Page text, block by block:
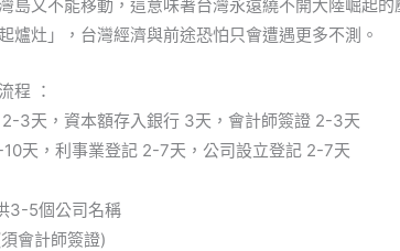
島又不能移動，這意味著台灣永遠繞不開大陸崛起
爐灶」，台灣經濟與前途恐怕只會遭遇更多不測。
程 ：
3天，資本額存入銀行 3天，會計師簽證 2-3天
天，利事業登記 2-7天，公司設立登記 2-7天
3-5個公司名稱
會計師簽證)